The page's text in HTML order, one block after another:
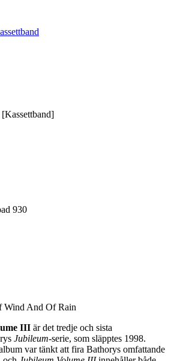
930
Wind And Of Rain
III är det tredje och sista
Jubileum-serie, som släpptes 1998.
var tänkt att fira Bathorys omfattande